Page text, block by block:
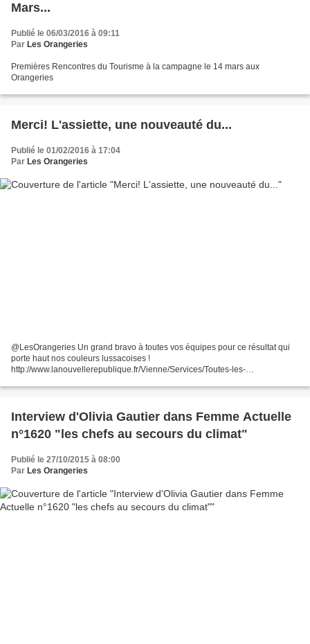
Mars...
Publié le 06/03/2016 à 09:11
Par Les Orangeries
Premières Rencontres du Tourisme à la campagne le 14 mars aux
Orangeries
Merci! L'assiette, une nouveauté du...
Publié le 01/02/2016 à 17:04
Par Les Orangeries
@LesOrangeries Un grand bravo à toutes vos équipes pour ce résultat qui
porte haut nos couleurs lussacoises !
http://www.lanouvellerepublique.fr/Vienne/Services/Toutes-les-
restaurants-etoiles-pour-la-Vienne-2610564...
Interview d'Olivia Gautier dans Femme Actuelle
n°1620 "les chefs au secours du climat"
Publié le 27/10/2015 à 08:00
Par Les Orangeries